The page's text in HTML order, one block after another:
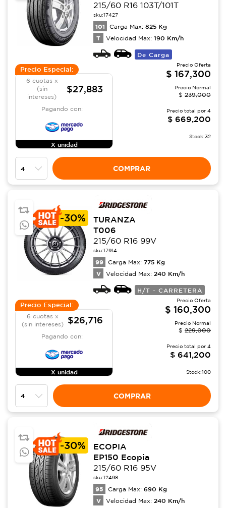
215/60 R16 103T/101T
sku:17427
101 Carga Max: 825 Kg
T Velocidad Max: 190 Km/h
De Carga
Precio Especial:
6 cuotas x
(sin
intereses)
$27,883
Pagando con:
X unidad
Precio Oferta
$ 167,300
Precio Normal
$ 239,000
Precio total por 4
$ 669,200
Stock:32
COMPRAR
-30%
TURANZA
T006
215/60 R16 99V
sku:17914
99 Carga Max: 775 Kg
V Velocidad Max: 240 Km/h
H/T - CARRETERA
Precio Especial:
6 cuotas x
(sin intereses)
$26,716
Pagando con:
X unidad
Precio Oferta
$ 160,300
Precio Normal
$ 229,000
Precio total por 4
$ 641,200
Stock:100
COMPRAR
-30%
ECOPIA
EP150 Ecopia
215/60 R16 95V
sku:12498
95 Carga Max: 690 Kg
V Velocidad Max: 240 Km/h